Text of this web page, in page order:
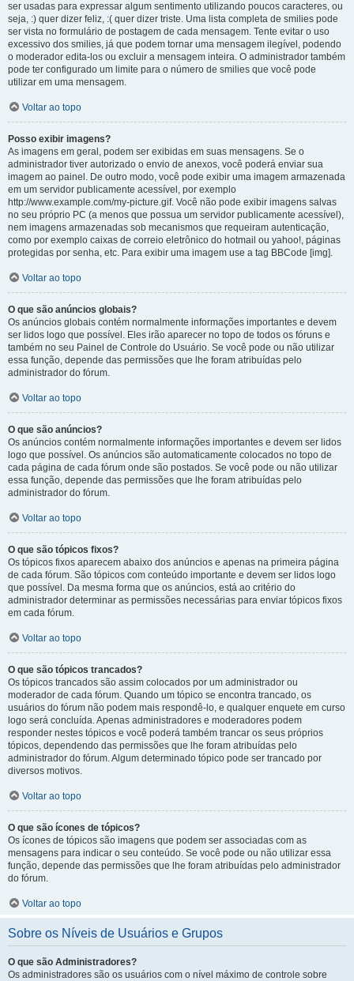
ser usadas para expressar algum sentimento utilizando poucos caracteres, ou
seja, :) quer dizer feliz, :( quer dizer triste. Uma lista completa de smilies pode
ser vista no formulário de postagem de cada mensagem. Tente evitar o uso
excessivo dos smilies, já que podem tornar uma mensagem ilegível, podendo
o moderador edita-los ou excluir a mensagem inteira. O administrador também
pode ter configurado um limite para o número de smilies que você pode
utilizar em uma mensagem.
Voltar ao topo
Posso exibir imagens?
As imagens em geral, podem ser exibidas em suas mensagens. Se o
administrador tiver autorizado o envio de anexos, você poderá enviar sua
imagem ao painel. De outro modo, você pode exibir uma imagem armazenada
em um servidor publicamente acessível, por exemplo
http://www.example.com/my-picture.gif. Você não pode exibir imagens salvas
no seu próprio PC (a menos que possua um servidor publicamente acessível),
nem imagens armazenadas sob mecanismos que requeiram autenticação,
como por exemplo caixas de correio eletrônico do hotmail ou yahoo!, páginas
protegidas por senha, etc. Para exibir uma imagem use a tag BBCode [img].
Voltar ao topo
O que são anúncios globais?
Os anúncios globais contém normalmente informações importantes e devem
ser lidos logo que possível. Eles irão aparecer no topo de todos os fóruns e
também no seu Painel de Controle do Usuário. Se você pode ou não utilizar
essa função, depende das permissões que lhe foram atribuídas pelo
administrador do fórum.
Voltar ao topo
O que são anúncios?
Os anúncios contém normalmente informações importantes e devem ser lidos
logo que possível. Os anúncios são automaticamente colocados no topo de
cada página de cada fórum onde são postados. Se você pode ou não utilizar
essa função, depende das permissões que lhe foram atribuídas pelo
administrador do fórum.
Voltar ao topo
O que são tópicos fixos?
Os tópicos fixos aparecem abaixo dos anúncios e apenas na primeira página
de cada fórum. São tópicos com conteúdo importante e devem ser lidos logo
que possível. Da mesma forma que os anúncios, está ao critério do
administrador determinar as permissões necessárias para enviar tópicos fixos
em cada fórum.
Voltar ao topo
O que são tópicos trancados?
Os tópicos trancados são assim colocados por um administrador ou
moderador de cada fórum. Quando um tópico se encontra trancado, os
usuários do fórum não podem mais respondê-lo, e qualquer enquete em curso
logo será concluída. Apenas administradores e moderadores podem
responder nestes tópicos e você poderá também trancar os seus próprios
tópicos, dependendo das permissões que lhe foram atribuídas pelo
administrador do fórum. Algum determinado tópico pode ser trancado por
diversos motivos.
Voltar ao topo
O que são ícones de tópicos?
Os ícones de tópicos são imagens que podem ser associadas com as
mensagens para indicar o seu conteúdo. Se você pode ou não utilizar essa
função, depende das permissões que lhe foram atribuídas pelo administrador
do fórum.
Voltar ao topo
Sobre os Níveis de Usuários e Grupos
O que são Administradores?
Os administradores são os usuários com o nível máximo de controle sobre